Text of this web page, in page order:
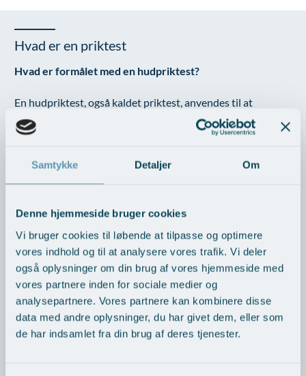
Samtykke Detaljer Om
Denne hjemmeside bruger cookies
Vi bruger cookies til løbende at tilpasse og optimere
vores indhold og til at analysere vores trafik. Vi deler
også oplysninger om din brug af vores hjemmeside med
vores partnere inden for sociale medier og
analysepartnere. Vores partnere kan kombinere disse
data med andre oplysninger, du har givet dem, eller som
de har indsamlet fra din brug af deres tjenester.
Skræddersyede dropbehandlinger
Hvad er en priktest
Hvad er formålet med en hudpriktest?
En hudpriktest, også kaldet priktest, anvendes til at
diagnosticere allergiske tilstande såsom høfeber,
fødevareallergi, allergi over for insektstik eller medicin. Den
børnesygdomme, hudsygdomme, lungesygdomme eller
otorhinolaryngologi på en allergiafdeling på et hospital.
Særlige hudpriktest med friske fødevarer kræver
specialiseret ekspertise på grund af den øgede risiko for
kraftige allergiske reaktioner.
Når allergiske overfølsomheder er identificeret:
Behandlingen kan målrettes specifikt til den enkelte
person.
Personen kan selv forsøge at undgå stoffer, der udløser